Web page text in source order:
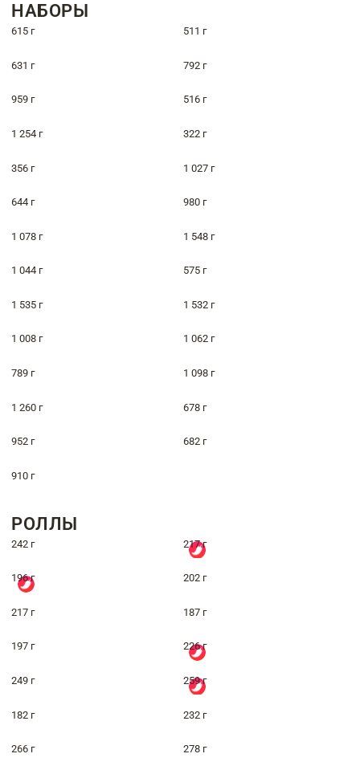
НАБОРЫ
615 г 511 г
631 г 792 г
959 г 516 г
1 254 г 322 г
356 г 1 027 г
644 г 980 г
1 078 г 1 548 г
1 044 г 575 г
1 535 г 1 532 г
1 008 г 1 062 г
789 г 1 098 г
1 260 г 678 г
952 г 682 г
910 г
РОЛЛЫ
242 г 217 г
196 г 202 г
217 г 187 г
197 г 226 г
249 г 259 г
182 г 232 г
266 г 278 г